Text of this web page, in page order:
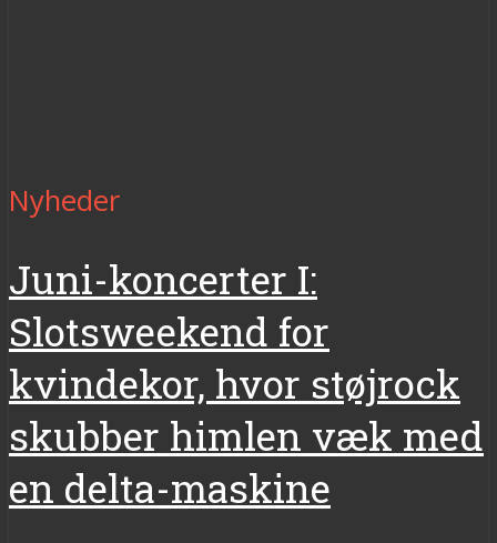
Nyheder
Juni-koncerter I:
Slotsweekend for
kvindekor, hvor støjrock
skubber himlen væk med
en delta-maskine